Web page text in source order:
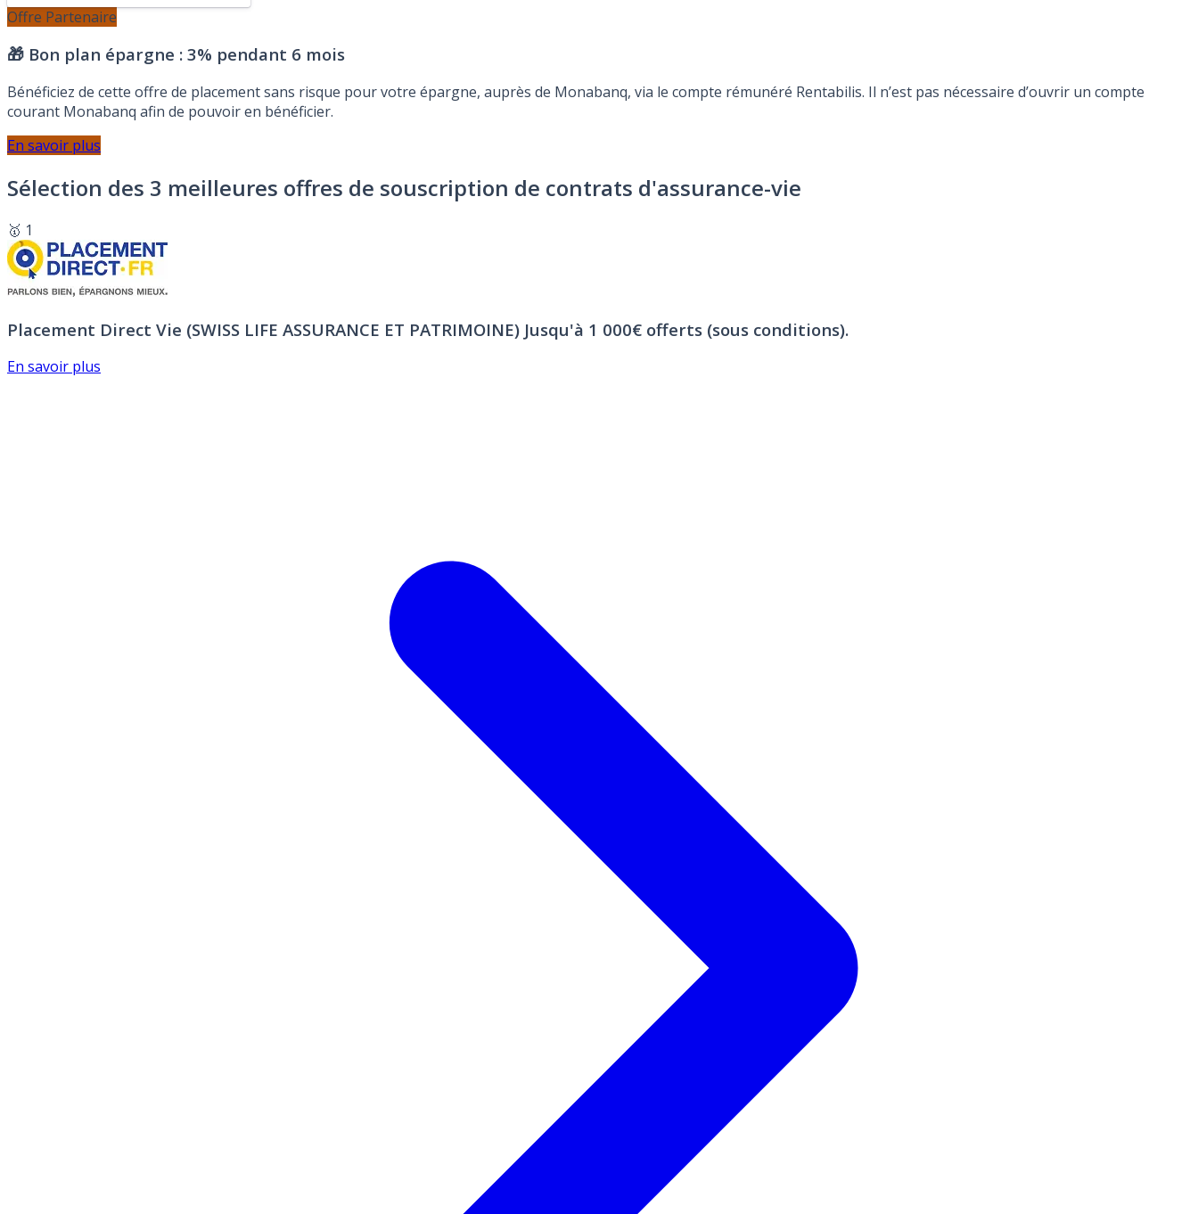
Offre Partenaire
🎁 Bon plan épargne : 3% pendant 6 mois
Bénéficiez de cette offre de placement sans risque pour votre épargne, auprès de Monabanq, via le compte rémunéré Rentabilis. Il n’est pas nécessaire d’ouvrir un compte
courant Monabanq afin de pouvoir en bénéficier.
En savoir plus
Sélection des 3 meilleures offres de souscription de contrats d'assurance-vie
🥇 1
Placement Direct Vie (SWISS LIFE ASSURANCE ET PATRIMOINE) Jusqu'à 1 000€ offerts (sous conditions).
En savoir plus